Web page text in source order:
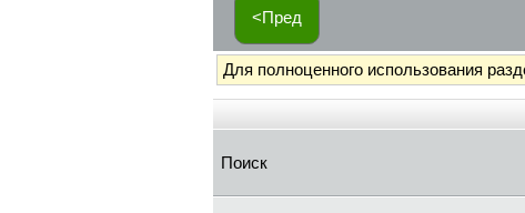
<Пред
Для полноценного использования
Поиск